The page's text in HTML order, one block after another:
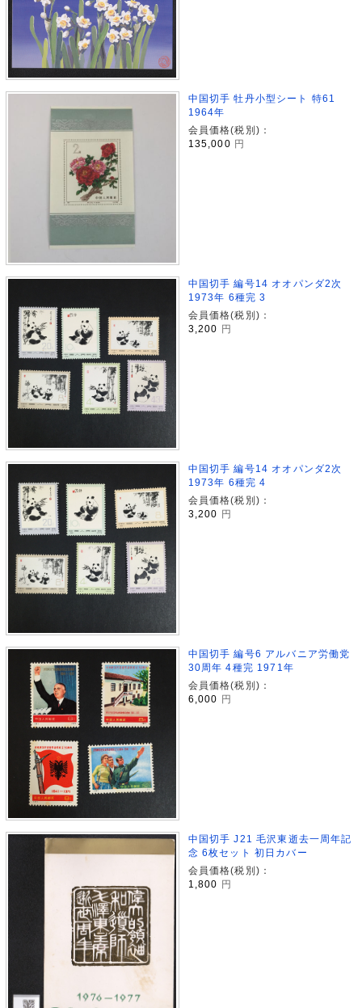
中国切手 牡丹小型シート 特61
1964年
会員価格(税別)：
135,000 円
中国切手 編号14 オオパンダ2次
1973年 6種完 3
会員価格(税別)：
3,200
円
中国切手 編号14 オオパンダ2次
1973年 6種完 4
会員価格(税別)：
3,200
円
中国切手 編号6 アルバニア労働党
30周年 4種完 1971年
会員価格(税別)：
6,000 円
中国切手 J21 毛沢東逝去一周年記
念 6枚セット 初日カバー
会員価格(税別)：
1,800 円